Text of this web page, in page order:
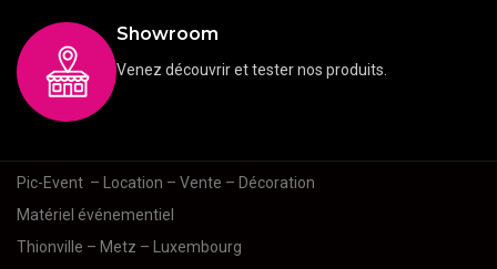
Showroom
Venez découvrir et tester nos produits.
Pic-Event – Location – Vente – Décoration
Matériel événementiel
Thionville – Metz – Luxembourg